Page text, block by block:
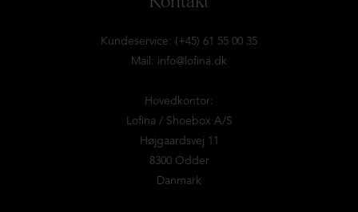
Kundeservice: (+45) 61 55 00 35
Mail: info@lofina.dk
Hovedkontor:
Lofina / Shoebox A/S
Højgaardsvej 11
8300 Odder
Danmark